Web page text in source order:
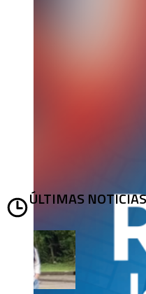
ÚLTIMAS NOTICIAS